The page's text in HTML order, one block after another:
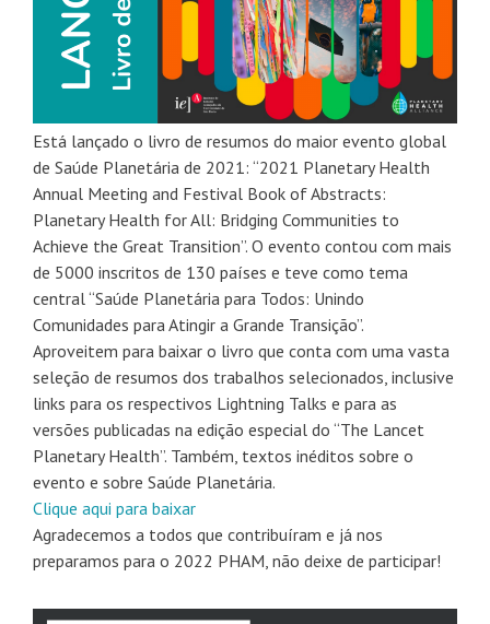
Está lançado o livro de resumos do maior evento global
de Saúde Planetária de 2021: “2021 Planetary Health
Annual Meeting and Festival Book of Abstracts:
Planetary Health for All: Bridging Communities to
Achieve the Great Transition”. O evento contou com mais
de 5000 inscritos de 130 países e teve como tema
central “Saúde Planetária para Todos: Unindo
Comunidades para Atingir a Grande Transição”.
Aproveitem para baixar o livro que conta com uma vasta
seleção de resumos dos trabalhos selecionados, inclusive
links para os respectivos Lightning Talks e para as
versões publicadas na edição especial do “The Lancet
Planetary Health”. Também, textos inéditos sobre o
evento e sobre Saúde Planetária.
Clique aqui para baixar
Agradecemos a todos que contribuíram e já nos
preparamos para o 2022 PHAM, não deixe de participar!